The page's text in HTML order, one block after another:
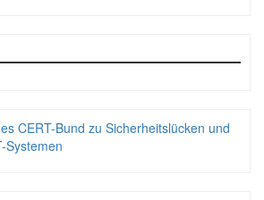
CERT-Bund zu Sicherheitslücken und
Systemen